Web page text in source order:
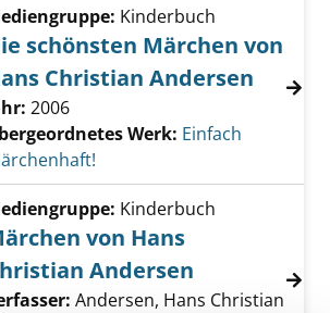
Kinderbuch
schönsten Märchen von
Christian Andersen
2006
Werk: Einfach
Details von Märchen von Hans
Kinderbuch
von Hans
Andersen
Andersen, Hans Christian